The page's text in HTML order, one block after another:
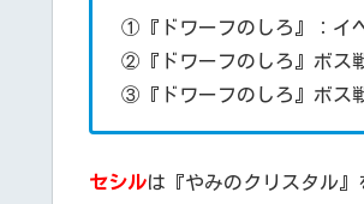
①『ドワーフのしろ』：イ
②『ドワーフのしろ』ボス
③『ドワーフのしろ』ボス
セシルは『やみのクリスタル』